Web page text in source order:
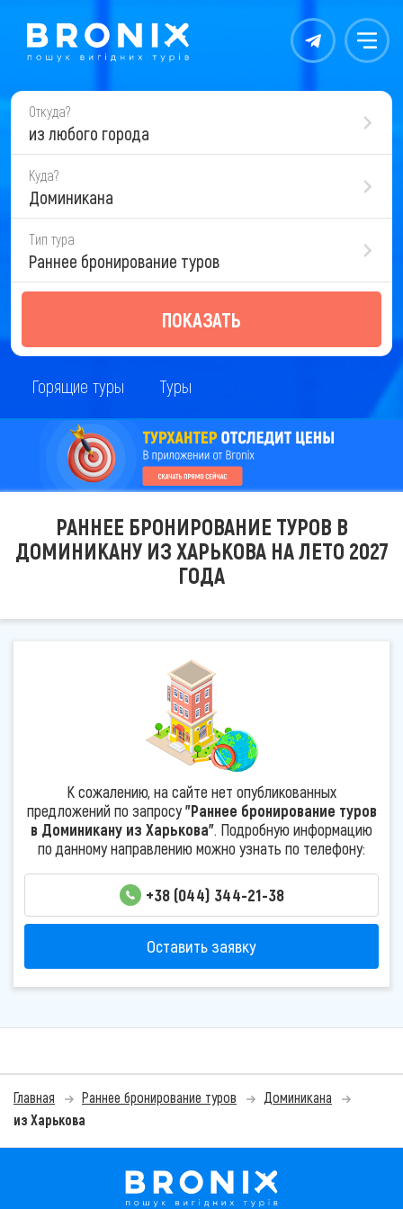
Контакты Меню
Откуда?
из любого города
Куда?
Доминикана
Тип тура
Раннее бронирование туров
ПОКАЗАТЬ
Горящие туры Туры
РАННЕЕ БРОНИРОВАНИЕ ТУРОВ В
ДОМИНИКАНУ ИЗ ХАРЬКОВА НА ЛЕТО 2027
ГОДА
К сожалению, на сайте нет опубликованных
предложений по запросу"Раннее бронирование туров
в Доминикану из Харькова". Подробную информацию
по данному направлению можно узнать по телефону:
+38 (044) 344-21-38
Оставить заявку
Главная Раннее бронирование туров
Доминикана
из Харькова